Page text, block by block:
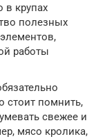
в крупах
полезных
работы
стоит помнить,
свежее и
мясо кролика,